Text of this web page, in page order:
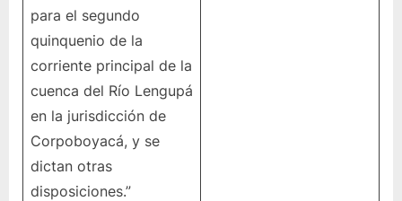
para el segundo
quinquenio de la
corriente principal de la
cuenca del Río Lengupá
en la jurisdicción de
Corpoboyacá, y se
dictan otras
disposiciones.”